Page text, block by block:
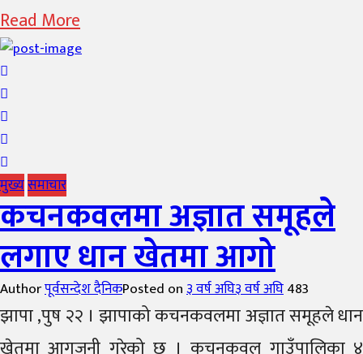
Read More
मुख्यसमाचार
कचनकवलमा अज्ञात समूहले
लगाए धान खेतमा आगो
Authorपूर्वसन्देश दैनिकPosted on३ वर्ष अघि३ वर्ष अघि483
झापा ,पुष २२ । झापाको कचनकवलमा अज्ञात समूहले धान